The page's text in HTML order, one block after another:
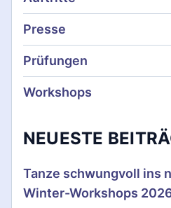
m
m
e
e
Presse
Prüfungen
Workshops
NEUESTE
Tanze schwungvoll ins
Winter-Workshops